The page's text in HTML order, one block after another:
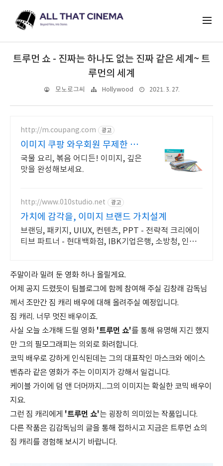
트루먼 쇼 - 진짜는 하나도 없는 진짜 같은 세계~ 트
루먼의 세계
모노로그씨 Hollywood 2021. 3. 27.
http://m.coupang.com 광고
이미지 쿠팡 와우회원 무제한 무
료배송
국물 요리, 볶음 어디든! 이미지, 깊은
맛을 완성해보세요.
http://www.010studio.net 광고
가치에 감각을, 이미지 브랜드 가치설계
브랜딩, 패키지, UIUX, 컨텐츠, PPT - 전략적 크리에이
티브 파트너 - 현대백화점, IBK기업은행, 소방청, 인터
주말이라 밀려 둔 영화 하나 올릴게요.
어제 공지 드렸듯이 팀블로그에 함께 참여해 주실 김창래 감독님
께서 조만간 짐 캐리 배우에 대해 올려주실 예정입니다.
짐 캐리. 너무 멋진 배우이죠.
사실 오늘 소개해 드릴 영화 '트루먼 쇼'를 통해 유명해 지긴 했지
만 그의 필모그래피는 의외로 화려합니다.
코믹 배우로 강하게 인식된데는 그의 대표작인 마스크와 에이스
벤츄라 같은 영화가 주는 이미지가 강해서 일겁니다.
케이블 가이에 덤 앤 더머까지...그의 이미지는 확실한 코믹 배우이
지요.
그런 짐 캐리에게 '트루먼 쇼'는 굉장히 의미있는 작품입니다.
다른 작품은 김감독님의 글을 통해 접하시고 지금은 트루먼 쇼의
짐 캐리를 경험해 보시기 바랍니다.